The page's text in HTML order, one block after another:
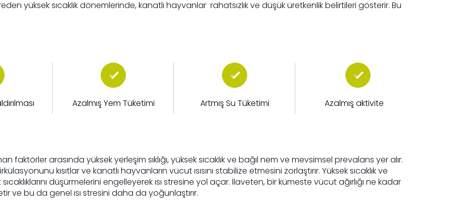
yüksek sıcaklık dönemlerinde, kanatlı hayvanlar rahatsızlık ve düşük üretkenlik belirtileri gösterir. Bu
Azalmış Yem Tüketimi Artmış Su Tüketimi Azalmış aktivite
faktörler arasında yüksek yerleşim sıklığı, yüksek sıcaklık ve bağıl nem ve mevsimsel prevalans yer alır.
kısıtlar ve kanatlı hayvanların vücut ısısını stabilize etmesini zorlaştırır. Yüksek sıcaklık ve
düşürmelerini engelleyerek ısı stresine yol açar. İlaveten, bir kümeste vücut ağırlığı ne kadar
ve bu da genel ısı stresini daha da yoğunlaştırır.